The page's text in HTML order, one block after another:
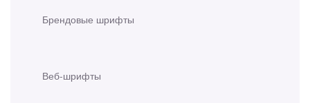
Брендовые шрифты
Веб-шрифты